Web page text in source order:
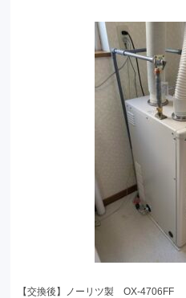
【交換後】ノーリツ製 OX-4706FF